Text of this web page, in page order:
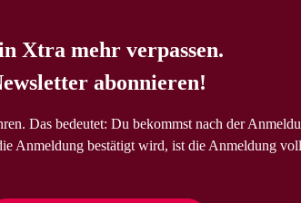
Xtra mehr verpassen.
abonnieren!
Das bedeutet: Du bekommst nach der
Anmeldung bestätigt wird, ist die Anmeldung